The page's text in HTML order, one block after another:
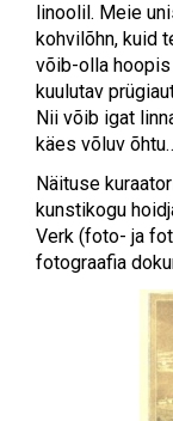
linoolil. Meie
kohvilõhn, kuid
võib-olla
kuulutav
Nii võib igat
käes võluv
Näituse
kunstikogu
Verk (foto- ja
fotograafia